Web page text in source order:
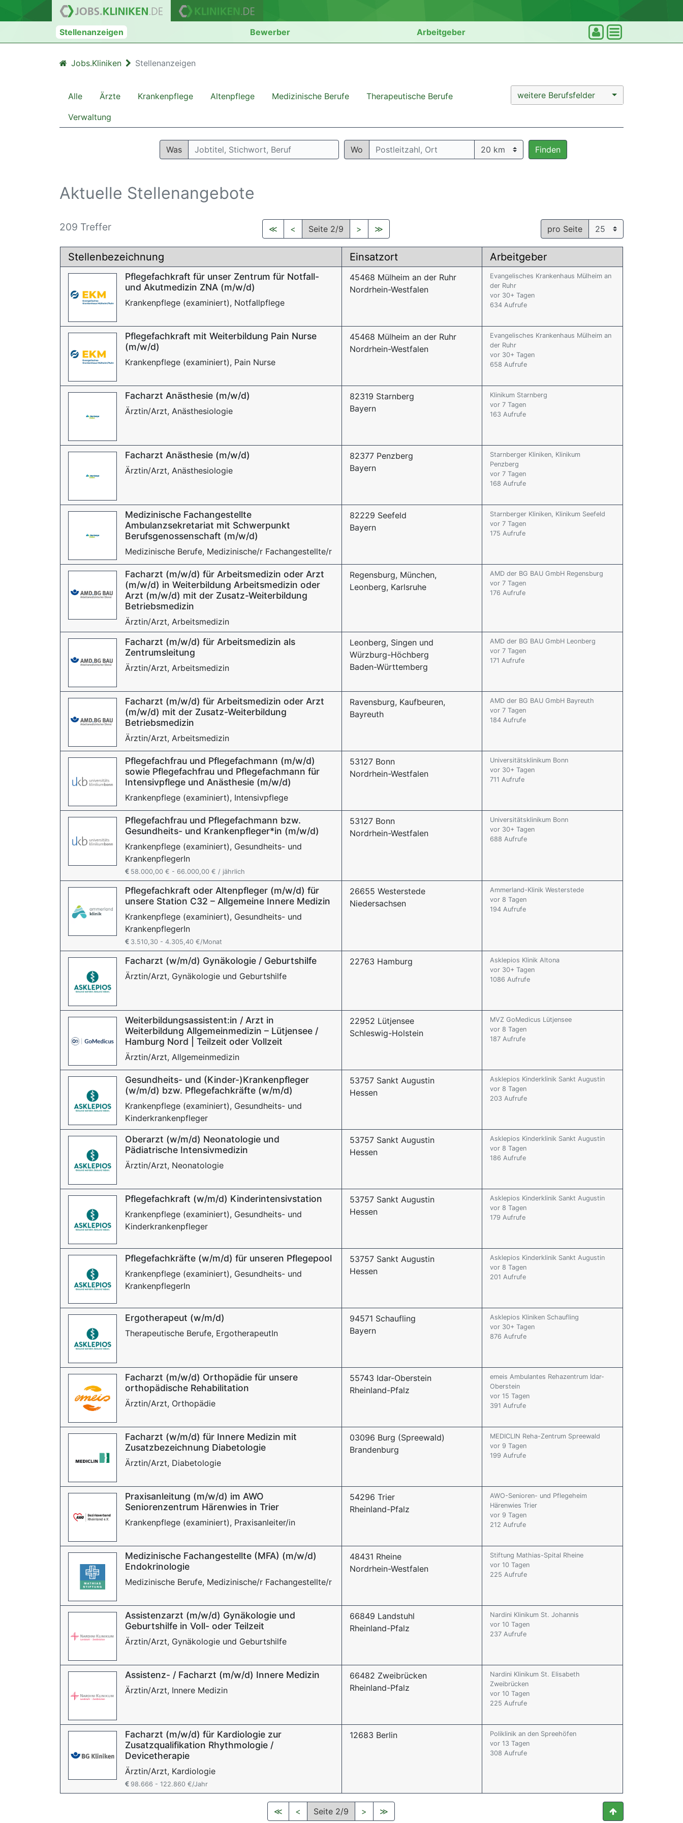
Stellenanzeigen Bewerber Arbeitgeber
Jobs.Kliniken Stellenanzeigen
Alle Ärzte Krankenpflege Altenpflege Medizinische Berufe Therapeutische Berufe
Verwaltung
weitere Berufsfelder
Was Wo Finden
Aktuelle Stellenangebote
209 Treffer ≪ < Seite 2/9 > ≫ pro Seite
Stellenbezeichnung Einsatzort Arbeitgeber
Pflegefachkraft für unser Zentrum für Notfall-
und Akutmedizin ZNA (m/w/d)
Krankenpflege (examiniert), Notfallpflege
45468 Mülheim an der Ruhr
Nordrhein-Westfalen
Evangelisches Krankenhaus Mülheim an
der Ruhr
vor 30+ Tagen
634 Aufrufe
Pflegefachkraft mit Weiterbildung Pain Nurse
(m/w/d)
Krankenpflege (examiniert), Pain Nurse
45468 Mülheim an der Ruhr
Nordrhein-Westfalen
Evangelisches Krankenhaus Mülheim an
der Ruhr
vor 30+ Tagen
658 Aufrufe
Facharzt Anästhesie (m/w/d)
Ärztin/Arzt, Anästhesiologie
82319 Starnberg
Bayern
Klinikum Starnberg
vor 7 Tagen
163 Aufrufe
Facharzt Anästhesie (m/w/d)
Ärztin/Arzt, Anästhesiologie
82377 Penzberg
Bayern
Starnberger Kliniken, Klinikum
Penzberg
vor 7 Tagen
168 Aufrufe
Medizinische Fachangestellte
Ambulanzsekretariat mit Schwerpunkt
Berufsgenossenschaft (m/w/d)
Medizinische Berufe, Medizinische/r Fachangestellte/r
82229 Seefeld
Bayern
Starnberger Kliniken, Klinikum Seefeld
vor 7 Tagen
175 Aufrufe
Facharzt (m/w/d) für Arbeitsmedizin oder Arzt
(m/w/d) in Weiterbildung Arbeitsmedizin oder
Arzt (m/w/d) mit der Zusatz-Weiterbildung
Betriebsmedizin
Ärztin/Arzt, Arbeitsmedizin
Regensburg, München,
Leonberg, Karlsruhe
AMD der BG BAU GmbH Regensburg
vor 7 Tagen
176 Aufrufe
Facharzt (m/w/d) für Arbeitsmedizin als
Zentrumsleitung
Ärztin/Arzt, Arbeitsmedizin
Leonberg, Singen und
Würzburg-Höchberg
Baden-Württemberg
AMD der BG BAU GmbH Leonberg
vor 7 Tagen
171 Aufrufe
Facharzt (m/w/d) für Arbeitsmedizin oder Arzt
(m/w/d) mit der Zusatz-Weiterbildung
Betriebsmedizin
Ärztin/Arzt, Arbeitsmedizin
Ravensburg, Kaufbeuren,
Bayreuth
AMD der BG BAU GmbH Bayreuth
vor 7 Tagen
184 Aufrufe
Pflegefachfrau und Pflegefachmann (m/w/d)
sowie Pflegefachfrau und Pflegefachmann für
Intensivpflege und Anästhesie (m/w/d)
Krankenpflege (examiniert), Intensivpflege
53127 Bonn
Nordrhein-Westfalen
Universitätsklinikum Bonn
vor 30+ Tagen
711 Aufrufe
Pflegefachfrau und Pflegefachmann bzw.
Gesundheits- und Krankenpfleger*in (m/w/d)
Krankenpflege (examiniert), Gesundheits- und
KrankenpflegerIn
58.000,00 € - 66.000,00 € / jährlich
53127 Bonn
Nordrhein-Westfalen
Universitätsklinikum Bonn
vor 30+ Tagen
688 Aufrufe
Pflegefachkraft oder Altenpfleger (m/w/d) für
unsere Station C32 – Allgemeine Innere Medizin
Krankenpflege (examiniert), Gesundheits- und
KrankenpflegerIn
3.510,30 - 4.305,40 €/Monat
26655 Westerstede
Niedersachsen
Ammerland-Klinik Westerstede
vor 8 Tagen
194 Aufrufe
Facharzt (w/m/d) Gynäkologie / Geburtshilfe
Ärztin/Arzt, Gynäkologie und Geburtshilfe
22763 Hamburg
Asklepios Klinik Altona
vor 30+ Tagen
1086 Aufrufe
Weiterbildungsassistent:in / Arzt in
Weiterbildung Allgemeinmedizin – Lütjensee /
Hamburg Nord | Teilzeit oder Vollzeit
Ärztin/Arzt, Allgemeinmedizin
22952 Lütjensee
Schleswig-Holstein
MVZ GoMedicus Lütjensee
vor 8 Tagen
187 Aufrufe
Gesundheits- und (Kinder-)Krankenpfleger
(w/m/d) bzw. Pflegefachkräfte (w/m/d)
Krankenpflege (examiniert), Gesundheits- und
Kinderkrankenpfleger
53757 Sankt Augustin
Hessen
Asklepios Kinderklinik Sankt Augustin
vor 8 Tagen
203 Aufrufe
Oberarzt (w/m/d) Neonatologie und
Pädiatrische Intensivmedizin
Ärztin/Arzt, Neonatologie
53757 Sankt Augustin
Hessen
Asklepios Kinderklinik Sankt Augustin
vor 8 Tagen
186 Aufrufe
Pflegefachkraft (w/m/d) Kinderintensivstation
Krankenpflege (examiniert), Gesundheits- und
Kinderkrankenpfleger
53757 Sankt Augustin
Hessen
Asklepios Kinderklinik Sankt Augustin
vor 8 Tagen
179 Aufrufe
Pflegefachkräfte (w/m/d) für unseren Pflegepool
Krankenpflege (examiniert), Gesundheits- und
KrankenpflegerIn
53757 Sankt Augustin
Hessen
Asklepios Kinderklinik Sankt Augustin
vor 8 Tagen
201 Aufrufe
Ergotherapeut (w/m/d)
Therapeutische Berufe, ErgotherapeutIn
94571 Schaufling
Bayern
Asklepios Kliniken Schaufling
vor 30+ Tagen
876 Aufrufe
Facharzt (m/w/d) Orthopädie für unsere
orthopädische Rehabilitation
Ärztin/Arzt, Orthopädie
55743 Idar-Oberstein
Rheinland-Pfalz
emeis Ambulantes Rehazentrum Idar-
Oberstein
vor 15 Tagen
391 Aufrufe
Facharzt (w/m/d) für Innere Medizin mit
Zusatzbezeichnung Diabetologie
Ärztin/Arzt, Diabetologie
03096 Burg (Spreewald)
Brandenburg
MEDICLIN Reha-Zentrum Spreewald
vor 9 Tagen
199 Aufrufe
Praxisanleitung (m/w/d) im AWO
Seniorenzentrum Härenwies in Trier
Krankenpflege (examiniert), Praxisanleiter/in
54296 Trier
Rheinland-Pfalz
AWO-Senioren- und Pflegeheim
Härenwies Trier
vor 9 Tagen
212 Aufrufe
Medizinische Fachangestellte (MFA) (m/w/d)
Endokrinologie
Medizinische Berufe, Medizinische/r Fachangestellte/r
48431 Rheine
Nordrhein-Westfalen
Stiftung Mathias-Spital Rheine
vor 10 Tagen
225 Aufrufe
Assistenzarzt (m/w/d) Gynäkologie und
Geburtshilfe in Voll- oder Teilzeit
Ärztin/Arzt, Gynäkologie und Geburtshilfe
66849 Landstuhl
Rheinland-Pfalz
Nardini Klinikum St. Johannis
vor 10 Tagen
237 Aufrufe
Assistenz- / Facharzt (m/w/d) Innere Medizin
Ärztin/Arzt, Innere Medizin
66482 Zweibrücken
Rheinland-Pfalz
Nardini Klinikum St. Elisabeth
Zweibrücken
vor 10 Tagen
225 Aufrufe
Facharzt (m/w/d) für Kardiologie zur
Zusatzqualifikation Rhythmologie /
Devicetherapie
Ärztin/Arzt, Kardiologie
98.666 - 122.860 €/Jahr
12683 Berlin
Poliklinik an den Spreehöfen
vor 13 Tagen
308 Aufrufe
≪ < Seite 2/9 > ≫